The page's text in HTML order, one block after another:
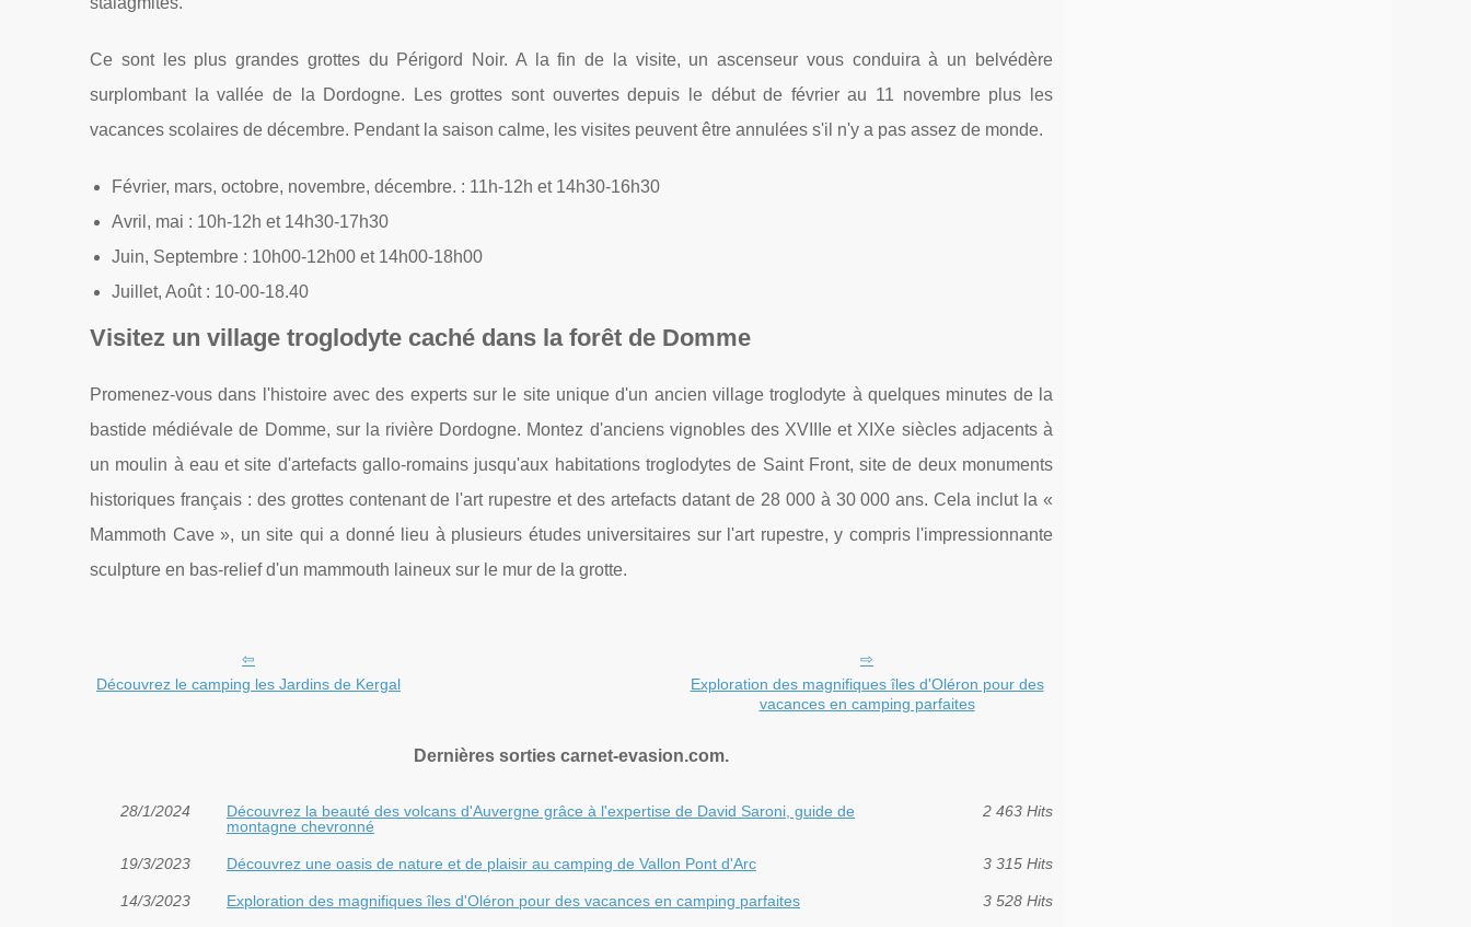
Ce sont les plus grandes grottes du Périgord Noir. A la fin de la visite, un ascenseur vous conduira à un belvédère
surplombant la vallée de la Dordogne. Les grottes sont ouvertes depuis le début de février au 11 novembre plus les
vacances scolaires de décembre. Pendant la saison calme, les visites peuvent être annulées s'il n'y a pas assez de monde.
Février, mars, octobre, novembre, décembre. : 11h-12h et 14h30-16h30
Avril, mai : 10h-12h et 14h30-17h30
Juin, Septembre : 10h00-12h00 et 14h00-18h00
Juillet, Août : 10-00-18.40
Visitez un village troglodyte caché dans la forêt de Domme
Promenez-vous dans l'histoire avec des experts sur le site unique d'un ancien village troglodyte à quelques minutes de la
bastide médiévale de Domme, sur la rivière Dordogne. Montez d'anciens vignobles des XVIIIe et XIXe siècles adjacents à
un moulin à eau et site d'artefacts gallo-romains jusqu'aux habitations troglodytes de Saint Front, site de deux monuments
historiques français : des grottes contenant de l'art rupestre et des artefacts datant de 28 000 à 30 000 ans. Cela inclut la «
Mammoth Cave », un site qui a donné lieu à plusieurs études universitaires sur l'art rupestre, y compris l'impressionnante
sculpture en bas-relief d'un mammouth laineux sur le mur de la grotte.
Découvrez le camping les Jardins de Kergal
Exploration des magnifiques îles d'Oléron pour des
vacances en camping parfaites
Dernières sorties carnet-evasion.com.
28/1/2024
Découvrez la beauté des volcans d'Auvergne grâce à l'expertise de David Saroni, guide de
montagne chevronné
2 463 Hits
19/3/2023 Découvrez une oasis de nature et de plaisir au camping de Vallon Pont d'Arc 3 315 Hits
14/3/2023 Exploration des magnifiques îles d'Oléron pour des vacances en camping parfaites 3 528 Hits